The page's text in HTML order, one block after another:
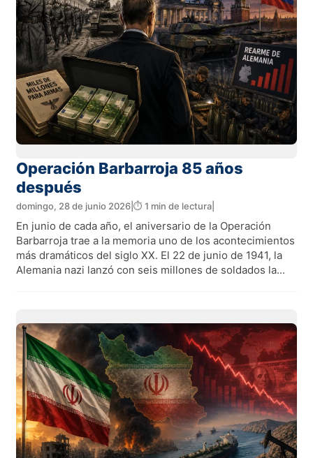
Operación Barbarroja 85 años
después
domingo, 28 de junio 2026 ⏱️ 1 min de lectura
En junio de cada año, el aniversario de la Operación
Barbarroja trae a la memoria uno de los acontecimientos
más dramáticos del siglo XX. El 22 de junio de 1941, la
Alemania nazi lanzó con seis millones de soldados la...